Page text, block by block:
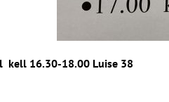
kell 16.30-18.00 Luise 38